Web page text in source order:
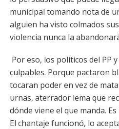
municipal tomando nota de
alguien ha visto colmados
violencia nunca la
Por eso, los políticos del PP
culpables. Porque pactaron
tocaran poder en vez de
urnas, aterrador lema que
dónde viene el que manda.
El chantaje funcionó, lo